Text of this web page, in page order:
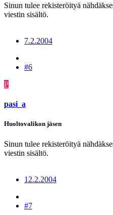
Sinun tulee rekisteröityä
viestin sisältö.
7.2.2004
#6
P
pasi_a
Huoltovalikon jäsen
Sinun tulee rekisteröityä
viestin sisältö.
12.2.2004
#7